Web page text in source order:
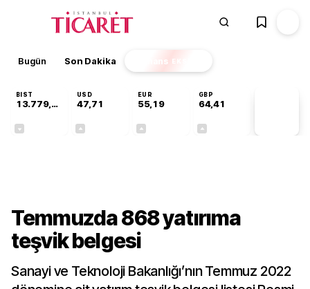
Bugün Son Dakika Finans EKSTRA
BIST
13.779,39
USD
47,71
EUR
55,19
GBP
64,41
Temmuzda 868 yatırıma
teşvik belgesi
Sanayi ve Teknoloji Bakanlığı’nın Temmuz 2022